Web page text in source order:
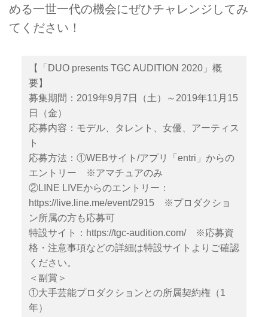
める一世一代の機会にぜひチャレンジしてみ
てください！
【「DUO presents TGC AUDITION 2020」概
要】
募集期間：2019年9月7日（土）～2019年11月15
日（金）
応募内容：モデル、タレント、女優、アーティス
ト
応募方法：①WEBサイト/アプリ「entri」からの
エントリー ※アマチュアのみ
②LINE LIVEからのエントリー：
https://live.line.me/event/2915※プロダクショ
ン所属の方も応募可
特設サイト： https://tgc-audition.com/※応募資
格・注意事項などの詳細は特設サイトよりご確認
ください。
＜副賞＞
①大手芸能プロダクションとの所属契約権（1
年）